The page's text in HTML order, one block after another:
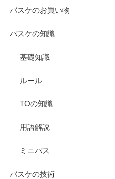
バスケのお買い物
バスケの知識
基礎知識
ルール
TOの知識
用語解説
ミニバス
バスケの技術